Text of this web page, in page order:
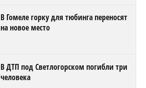
В Гомеле горку для тюбинга переносят
на новое место
В ДТП под Светлогорском погибли три
человека